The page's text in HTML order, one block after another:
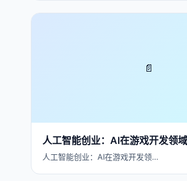
📄
人工智能创业：AI在游戏开发领
人工智能创业：AI在游戏开发领…